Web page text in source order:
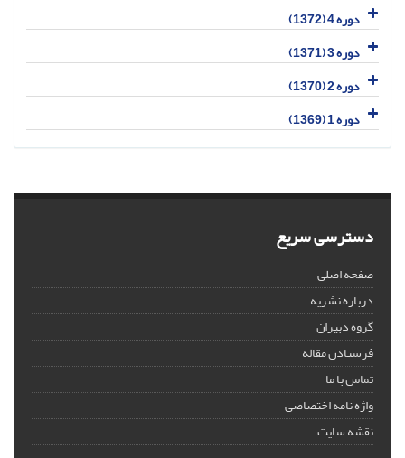
دوره 4 (1372)
دوره 3 (1371)
دوره 2 (1370)
دوره 1 (1369)
دسترسی سریع
صفحه اصلی
درباره نشریه
گروه دبیران
فرستادن مقاله
تماس با ما
واژه نامه اختصاصی
نقشه سایت